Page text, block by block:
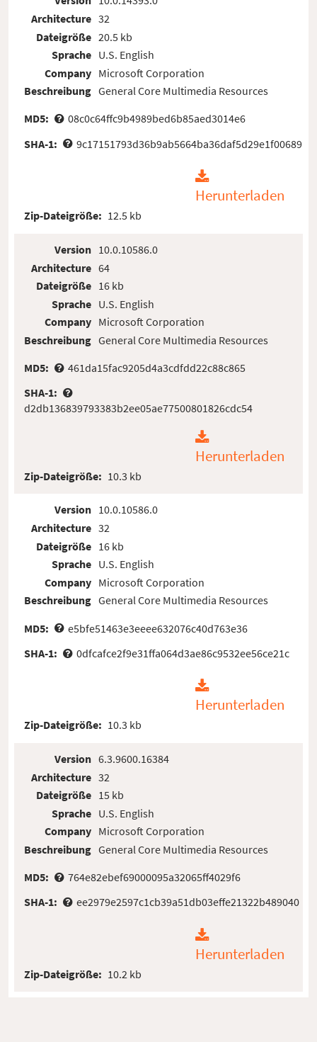
Architecture
Dateigröße
Sprache
Company
Beschreibung
32
20.5 kb
U.S. English
Microsoft Corporation
General Core Multimedia Resources
MD5:
08c0c64ffc9b4989bed6b85aed3014e6
SHA-1:
9c17151793d36b9ab5664ba36daf5d29e1f00689
Herunterladen
Zip-Dateigröße: 12.5 kb
Version
Architecture
Dateigröße
Sprache
Company
Beschreibung
10.0.10586.0
64
16 kb
U.S. English
Microsoft Corporation
General Core Multimedia Resources
MD5:
461da15fac9205d4a3cdfdd22c88c865
SHA-1:
d2db136839793383b2ee05ae77500801826cdc54
Herunterladen
Zip-Dateigröße: 10.3 kb
Version
Architecture
Dateigröße
Sprache
Company
Beschreibung
10.0.10586.0
32
16 kb
U.S. English
Microsoft Corporation
General Core Multimedia Resources
MD5:
e5bfe51463e3eeee632076c40d763e36
SHA-1:
0dfcafce2f9e31ffa064d3ae86c9532ee56ce21c
Herunterladen
Zip-Dateigröße: 10.3 kb
Version
Architecture
Dateigröße
Sprache
Company
Beschreibung
6.3.9600.16384
32
15 kb
U.S. English
Microsoft Corporation
General Core Multimedia Resources
MD5:
764e82ebef69000095a32065ff4029f6
SHA-1:
ee2979e2597c1cb39a51db03effe21322b489040
Herunterladen
Zip-Dateigröße: 10.2 kb